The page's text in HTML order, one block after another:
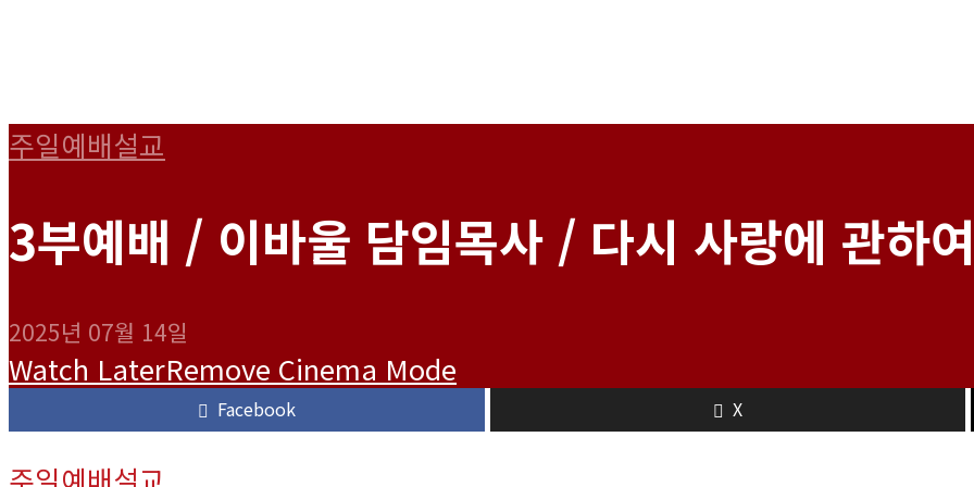
주일예배설교
3부예배 / 이바울 담임목사 / 다시 사랑에 관하
2025년 07월 14일
Watch LaterRemove Cinema Mode
Facebook X